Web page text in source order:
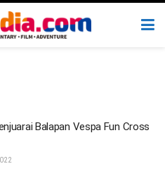
Balapan Vespa Fun Cross